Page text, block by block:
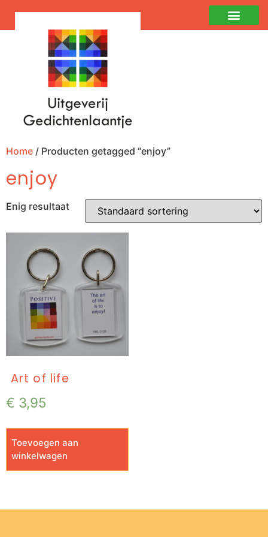
Home / Producten getagged “enjoy”
enjoy
Enig resultaat
Art of life
€ 3,95
Toevoegen aan
winkelwagen